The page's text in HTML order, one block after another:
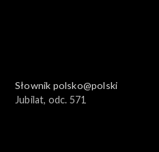
Słownik polsko@polski
Jubilat, odc. 571